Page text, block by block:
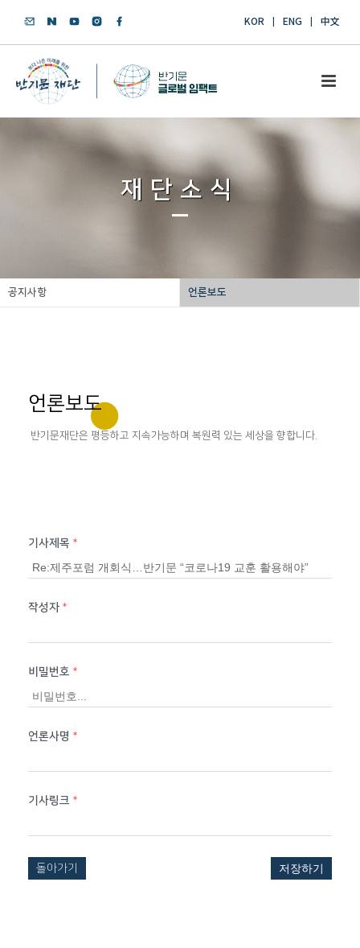
KOR ENG 中文
재단소식
공지사항 언론보도
언론보도
반기문재단은 평등하고 지속가능하며 복원력 있는 세상을 향합니다.
기사제목 *
작성자 *
비밀번호 *
언론사명 *
기사링크 *
돌아가기 저장하기